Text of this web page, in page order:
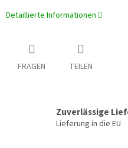
Detaillierte Informationen
FRAGEN TEILEN
Zuverlässige
Lieferung in die EU